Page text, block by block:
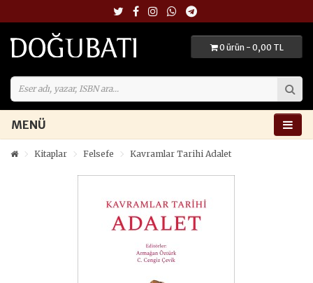
0 ürün - 0,00 TL
MENÜ
Kitaplar Felsefe Kavramlar Tarihi Adalet